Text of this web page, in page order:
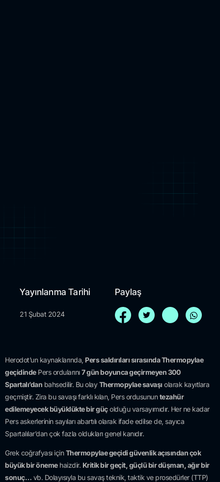
Yayınlanma Tarihi
21 Şubat 2024
Paylaş
Herodot’un kaynaklarında, Pers saldırıları sırasında Thermopylae
geçidindePers ordularını7 gün boyunca geçirmeyen 300
Spartalı’dan bahsedilir. Bu olayThermopylae savaşı olarak kayıtlara
geçmiştir. Zira bu savaşı farklı kılan, Pers ordusununtezahür
edilemeyecek büyüklükte bir güçolduğu varsayımıdır. Her ne kadar
Pers askerlerinin sayıları abartılı olarak ifade edilse de, sayıca
Spartalılar’dan çok fazla oldukları genel kanıdır.
Grek coğrafyası içinThermopylae geçidi güvenlik açısından çok
büyük bir önemehaizdir. Kritik bir geçit, güçlü bir düşman, ağır bir
sonuç… vb. Dolayısıyla bu savaş teknik, taktik ve prosedürler (TTP)